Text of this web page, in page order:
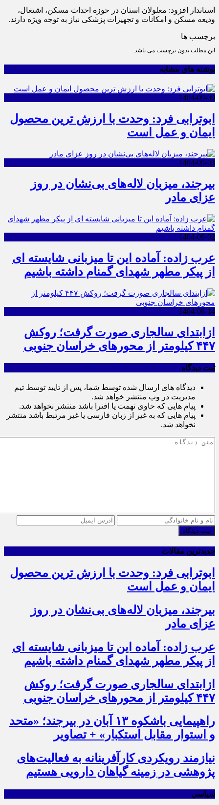
استاندار افزود: معلولان استان در حوزه احداث مسکن، اشتغال،
ودیعه مسکن و امکانات و تجهیزات پزشکی نیاز به توجه ویژه دارند.
برچسب ها
این مطلب بدون برچسب می باشد.
نوشته های مشابه
1404-09-09
ابوترابی فرد: وحدت با ارزش ترین محصول
ایمان و عمل است
1404-09-03
بیرجند، میزبان لاله‌های بی‌نشان در روز
عزای مادر
1404-09-02
عرب زاده: آماده این تا میزبانی شایسته ای
از پیکر مطهر شهدای گمنام داشته باشیم
1404-08-14
ازابتدای سالجاری صورت گرفت؛ روکش
۴۴۷ کیلومتر از محورهای خراسان جنوبی
ثبت دیدگاه
دیدگاه های ارسال شده توسط شما، پس از تایید توسط تیم
مدیریت در وب منتشر خواهد شد.
پیام هایی که حاوی تهمت یا افترا باشد منتشر نخواهد شد.
پیام هایی که به غیر از زبان فارسی یا غیر مرتبط باشد منتشر
نخواهد شد.
ثبت دیدگاه
جدیدترین مقالات
ابوترابی فرد: وحدت با ارزش ترین محصول
ایمان و عمل است
بیرجند، میزبان لاله‌های بی‌نشان در روز
عزای مادر
عرب زاده: آماده این تا میزبانی شایسته ای
از پیکر مطهر شهدای گمنام داشته باشیم
ازابتدای سالجاری صورت گرفت؛ روکش
۴۴۷ کیلومتر از محورهای خراسان جنوبی
راهپیمایی باشکوه ۱۳ آبان در بیرجند؛ «متحد
و استوار مقابل استکبار» + تصاویر
نیازمند رویکردی کارآفرینانه به فعالیت‌های
پژوهشی در زمینه گیاهان دارویی هستیم
سیاسی